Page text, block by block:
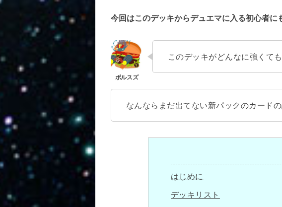
今回はこのデッキからデュエマに入る初心者に
このデッキがどんなに強くて
なんならまだ出てない新パックのカード
はじめに
デッキリスト